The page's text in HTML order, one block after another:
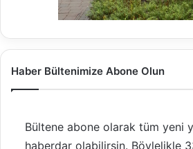
Haber Bültenimize Abone Olun
Bültene abone olarak tüm yeni
haberdar olabilirsin. Böylelikle